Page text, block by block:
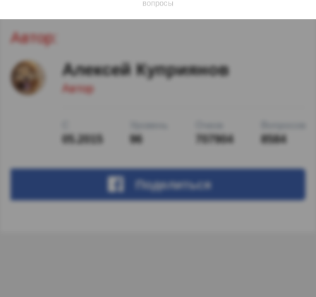
Автор:
Алексей Куприянов
Автор
96 707904 8584
Поделиться
вопросы